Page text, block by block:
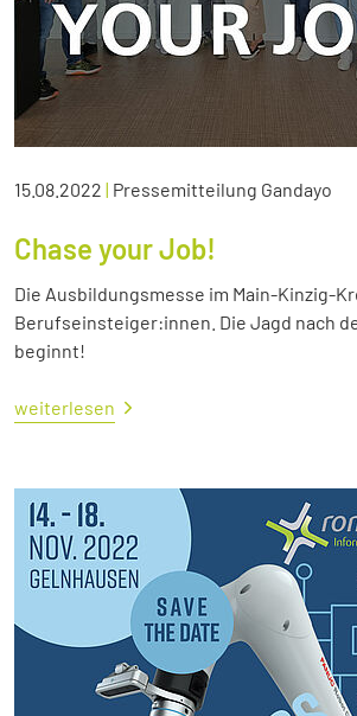
15.08.2022 | Pressemitteilung Gandayo
Chase your Job!
Die Ausbildungsmesse im Main-Kinzig-
Berufseinsteiger:innen. Die Jagd nach
beginnt!
weiterlesen